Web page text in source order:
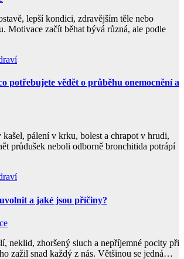
lepší kondici, zdravějším těle nebo
Motivace začít běhat bývá různá, ale podle
potřebujete vědět o průběhu onemocnění a
pálení v krku, bolest a chrapot v hrudi,
průdušek neboli odborně bronchitida potrápí
a jaké jsou příčiny?
neklid, zhoršený sluch a nepříjemné pocity při
zažil snad každý z nás. Většinou se jedná…